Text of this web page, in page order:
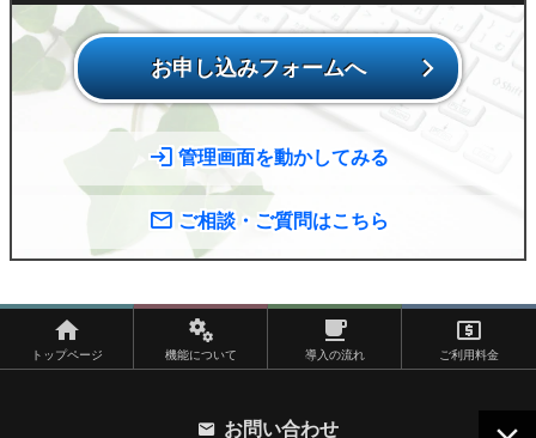
お申し込みフォームへ
管理画面を動かしてみる
ご相談・ご質問はこちら
トップページ 機能について 導入の流れ ご利用料金
お問い合わせ